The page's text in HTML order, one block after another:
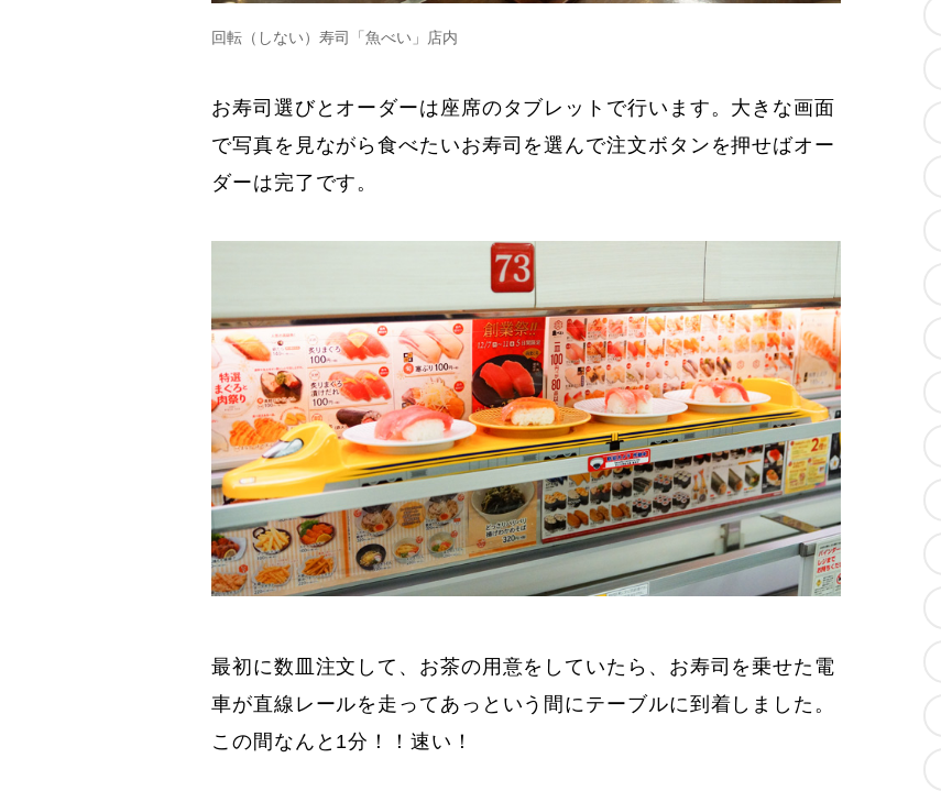
回転（しない）寿司「魚べい」店内
お寿司選びとオーダーは座席のタブレットで行います。大きな画面
で写真を見ながら食べたいお寿司を選んで注文ボタンを押せばオー
ダーは完了です。
最初に数皿注文して、お茶の用意をしていたら、お寿司を乗せた電
車が直線レールを走ってあっという間にテーブルに到着しました。
この間なんと1分！！速い！